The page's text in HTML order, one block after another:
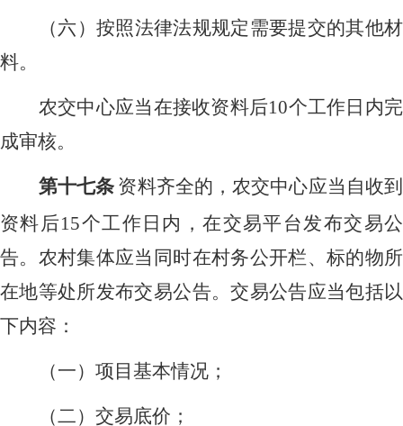
（六）按照法律法规规定需要提交的其他材
料。
农交中心应当在接收资料后10个工作日内完
成审核。
第十七条 资料齐全的，农交中心应当自收到
资料后15个工作日内，在交易平台发布交易公
告。农村集体应当同时在村务公开栏、标的物所
在地等处所发布交易公告。交易公告应当包括以
下内容：
（一）项目基本情况；
（二）交易底价；